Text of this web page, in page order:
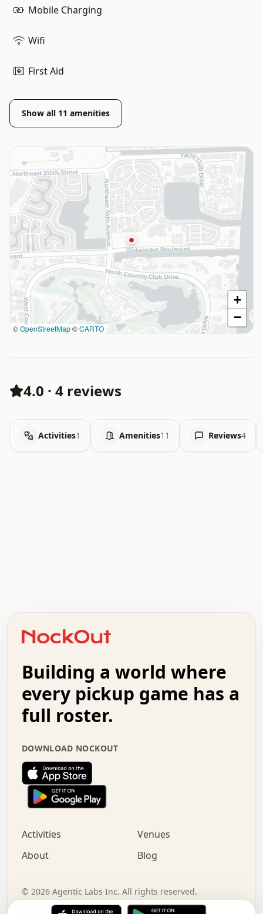
Mobile Charging
Wifi
First Aid
Show all 11 amenities
©OpenStreetMap©CARTO
+
−
4.0 · 4 reviews
Activities1 Amenities11 Reviews4
+   .   .   .   .   .   .   .   .   .   +   .   .
.   .   .   .   .   .   .   .   .   .   .   :   .
.   .   .   .   +   .   .   .   .   .   .   .   +
.   :   .   .   .   .   .   .   .   .   o   .   .
.   .   x   .   .   .   .   .   .   :   .   .   o
.   .   .   .   :   .   .   .   .   o   .   .   .
.   .   .   .   .   .   .   :   .   .   .   .   .
.   .   .   .   .   .   .   +   .   .   x   .   .
.   .   .   .   .   :   +   .   .   .   .   .   o
.   .   .   .   .   .   .   .   .   .   .   .   .
.   .   :   o   .   .   .   .   .   .   .   +   .
.   o   .   .   .   .   x   .   .   .   .   .   .
+   .   o   .   .   .   .   o   .   .   .   .
.   +   .   .   .   .   .   .   .   .   :   .   x
.   .   .   .   .   .   .   .   .   .   .   .   .   .
Building a world where
every pickup game has a
full roster.
DOWNLOAD NOCKOUT
Activities
Venues
About
Blog
© 2026 Agentic Labs Inc. All rights reserved.